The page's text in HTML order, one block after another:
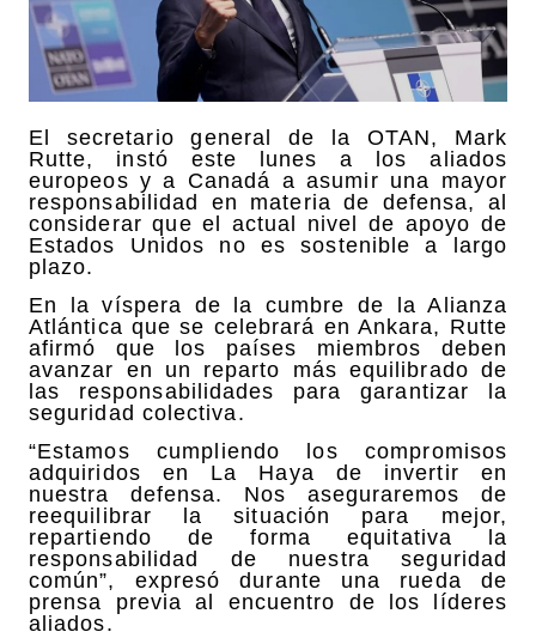
El secretario general de la OTAN, Mark
Rutte, instó este lunes a los aliados
europeos y a Canadá a asumir una mayor
responsabilidad en materia de defensa, al
considerar que el actual nivel de apoyo de
Estados Unidos no es sostenible a largo
plazo.
En la víspera de la cumbre de la Alianza
Atlántica que se celebrará en Ankara, Rutte
afirmó que los países miembros deben
avanzar en un reparto más equilibrado de
las responsabilidades para garantizar la
seguridad colectiva.
“Estamos cumpliendo los compromisos
adquiridos en La Haya de invertir en
nuestra defensa. Nos aseguraremos de
reequilibrar la situación para mejor,
repartiendo de forma equitativa la
responsabilidad de nuestra seguridad
común”, expresó durante una rueda de
prensa previa al encuentro de los líderes
aliados.